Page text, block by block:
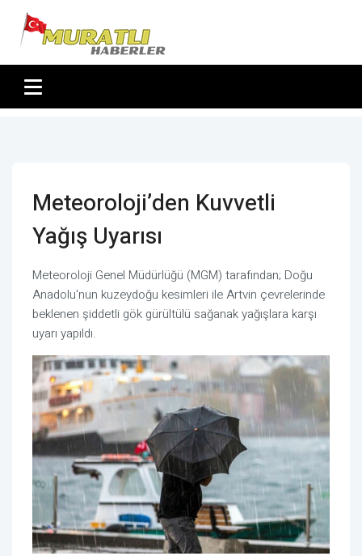
Meteoroloji’den Kuvvetli
Yağış Uyarısı
Meteoroloji Genel Müdürlüğü (MGM) tarafından; Doğu
Anadolu'nun kuzeydoğu kesimleri ile Artvin çevrelerinde
beklenen şiddetli gök gürültülü sağanak yağışlara karşı
uyarı yapıldı.